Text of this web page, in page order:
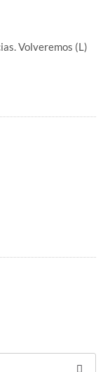
Volveremos (L)